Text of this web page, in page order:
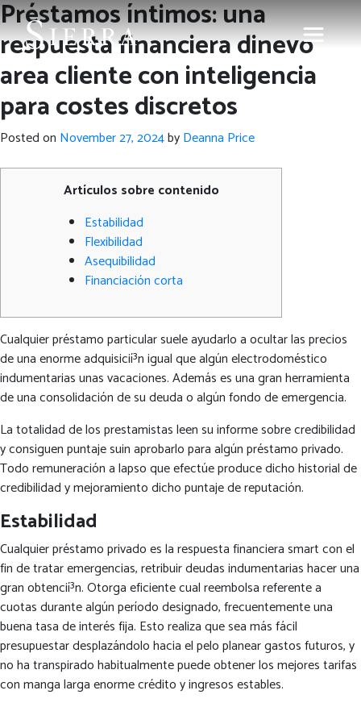
Préstamos íntimos: una
respuesta financiera dinevo
area cliente con inteligencia
para costes discretos
Posted on November 27, 2024byDeanna Price
Artículos sobre contenido
Estabilidad
Flexibilidad
Asequibilidad
Financiación corta
Cualquier préstamo particular suele ayudarlo a ocultar las precios
de una enorme adquisicií³n igual que algún electrodoméstico
indumentarias unas vacaciones. Además es una gran herramienta
de una consolidación de su deuda o algún fondo de emergencia.
La totalidad de los prestamistas leen su informe sobre credibilidad
y consiguen puntaje suin aprobarlo para algún préstamo privado.
Todo remuneración a lapso que efectúe produce dicho historial de
credibilidad y mejoramiento dicho puntaje de reputación.
Estabilidad
Cualquier préstamo privado es la respuesta financiera smart con el
fin de tratar emergencias, retribuir deudas indumentarias hacer una
gran obtencií³n. Otorga eficiente cual reembolsa referente a
cuotas durante algún período designado, frecuentemente una
buena tasa de interés fija. Esto realiza que sea más fácil
presupuestar desplazándolo hacia el pelo planear gastos futuros, y
no ha transpirado habitualmente puede obtener los mejores tarifas
con manga larga enorme crédito y ingresos estables.